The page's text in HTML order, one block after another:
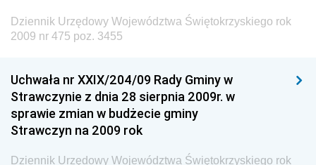
Dziennik Urzędowy Ministra Edukacji
Dziennik Urzędowy Ministra Przemysłu
Dziennik Urzędowy Ministra Finansów i Gospodarki
Dziennik Urzędowy Ministra do Spraw Unii
Dziennik Urzędowy Województwa Świętokrzyskiego rok
2009 nr 475 poz. 3455
Uchwała nr XXIX/204/09 Rady Gminy w
Strawczynie z dnia 28 sierpnia 2009r. w
sprawie zmian w budżecie gminy
Strawczyn na 2009 rok
Dziennik Urzędowy Województwa Świętokrzyskiego rok